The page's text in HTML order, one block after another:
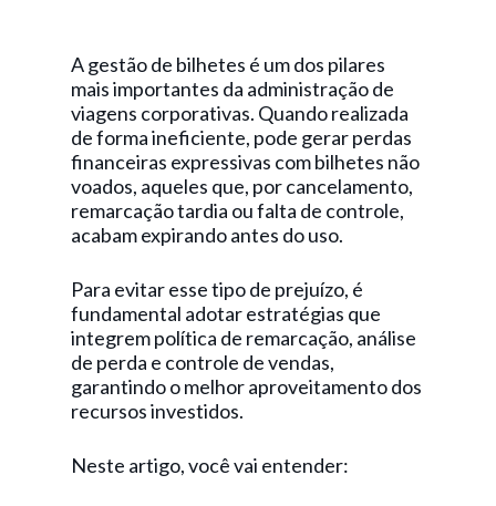
A gestão de bilhetes é um dos pilares
mais importantes da administração de
viagens corporativas. Quando realizada
de forma ineficiente, pode gerar perdas
financeiras expressivas com bilhetes não
voados, aqueles que, por cancelamento,
remarcação tardia ou falta de controle,
acabam expirando antes do uso.
Para evitar esse tipo de prejuízo, é
fundamental adotar estratégias que
integrem política de remarcação, análise
de perda e controle de vendas,
garantindo o melhor aproveitamento dos
recursos investidos.
Neste artigo, você vai entender: